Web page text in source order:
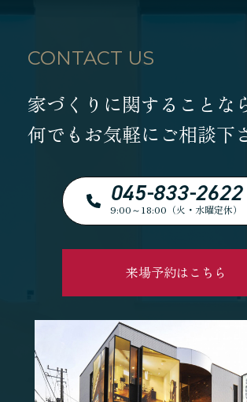
CONTACT US
家づくりに関することな
何でもお気軽にご相談下
045-833-2622
9:00～18:00（火・水曜定休）
来場予約はこちら